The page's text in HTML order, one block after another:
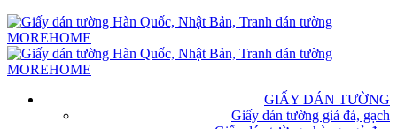
GIẤY DÁN TƯỜNG
Giấy dán tường giả đá, gạch